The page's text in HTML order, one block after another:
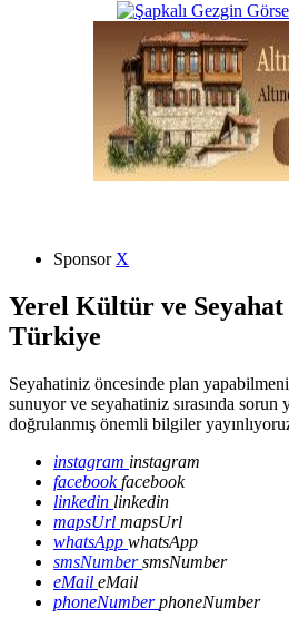
Sponsor X
Yerel Kültür ve Seyahat
Türkiye
Seyahatiniz öncesinde plan
sunuyor ve seyahatiniz sırasında sorun
doğrulanmış önemli bilgiler
instagram instagram
facebookfacebook
linkedin linkedin
mapsUrl mapsUrl
whatsApp whatsApp
smsNumbersmsNumber
eMail eMail
phoneNumberphoneNumber